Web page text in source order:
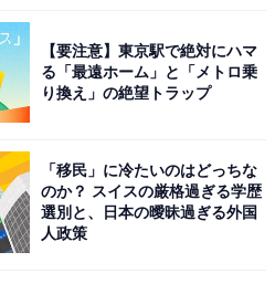
の反響
それぞれの友情に悩む2人の
翔が大地に思いを伝えるシー
かったのではないでしょう
【要注意】東京駅で絶対にハマ
る「最遠ホーム」と「メトロ乗
り換え」の絶望トラップ
「移民」に冷たいのはどっちな
のか？ スイスの厳格過ぎる学歴
選別と、日本の曖昧過ぎる外国
人政策